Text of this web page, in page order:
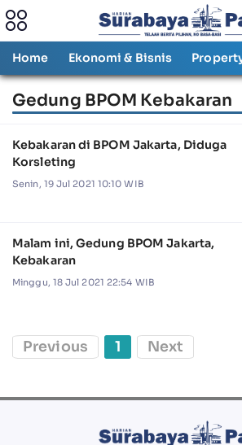
Home Ekonomi & Bisnis
Gedung BPOM Kebakaran
Kebakaran di BPOM Jakarta, Diduga
Korsleting
Senin, 19 Jul 2021 10:10 WIB
Malam ini, Gedung BPOM Jakarta,
Kebakaran
Minggu, 18 Jul 2021 22:54 WIB
Previous 1 Next